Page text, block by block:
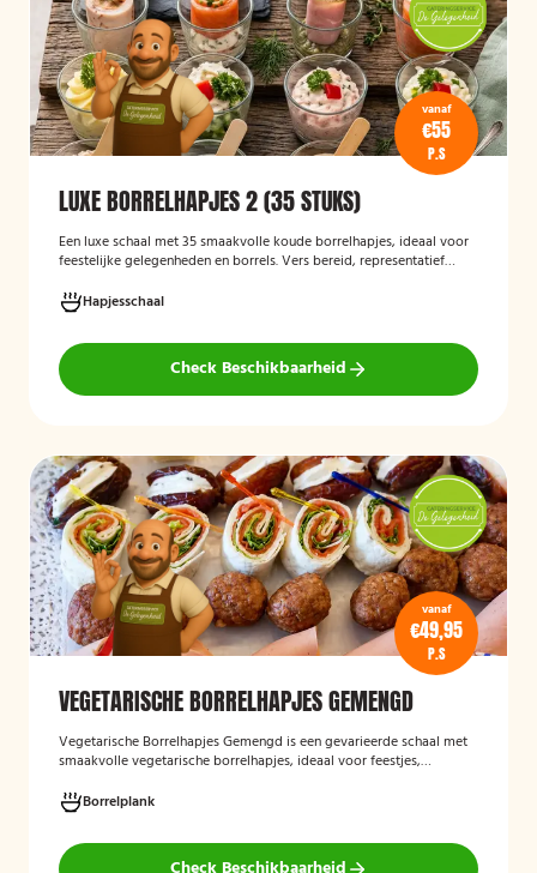
vanaf
€55
P.S
LUXE BORRELHAPJES 2 (35 STUKS)
Een luxe schaal met 35 smaakvolle koude borrelhapjes, ideaal voor
feestelijke gelegenheden en borrels. Vers bereid, representatief
Hapjesschaal
Check Beschikbaarheid
vanaf
€49,95
P.S
VEGETARISCHE BORRELHAPJES GEMENGD
Vegetarische Borrelhapjes Gemengd is een gevarieerde schaal met
smaakvolle vegetarische borrelhapjes, ideaal voor feestjes,
feestelijke mix van vegetarische lekkernijen die geschikt zijn voor
zowel vegetariërs als andere gasten.
Borrelplank